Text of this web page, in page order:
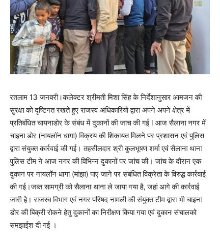
रतलाम 13 जनवरी।कलेक्टर श्रीमती मिशा सिंह के निर्देशानुसार आमजन की
सुरक्षा को दृष्टिगत रखते हुए राजस्व अधिकारियों द्वारा अपने अपने क्षेत्र में
प्रतिबंधित चायनाडोर के संबंध में दुकानों की जाच की गई l आज सैलाना नगर में
चाइना डोर (नायलॉन धागा) विक्रय की शिकायत मिलने पर प्रशासन एवं पुलिस
द्वारा संयुक्त कार्रवाई की गई। तहसीलदार श्री कुलभूषण शर्मा एवं सैलाना थाना
पुलिस टीम ने आज नगर की विभिन्न दुकानों पर जांच की। जांच के दौरान एक
दुकान पर नायलॉन धागा (मांझा) पाए जाने पर संबंधित विक्रेता के विरुद्ध कार्रवाई
की गई।जब्त सामग्री को सैलाना थाना ले जाया गया है, जहां आगे की कार्रवाई
जारी है। राजस्व विभाग एवं नगर परिषद नामली की संयुक्त टीम द्वारा भी चाइना
डोर की बिक्री रोकने हेतु दुकानों का निरीक्षण किया गया एवं दुकान संचालको
समझाईश दी गई ।